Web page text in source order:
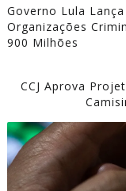
Governo Lula
Organizações
900 Milhões
CCJ Aprova